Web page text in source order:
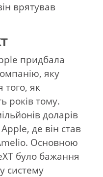
врятував
придбала
яку
того, як
років тому.
доларів
де він став
Основною
було бажання
систему